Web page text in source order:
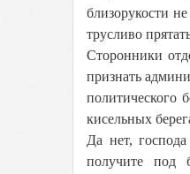
близорукости
трусливо
Сторонники
признать
политического
кисельных
Да нет,
получите под